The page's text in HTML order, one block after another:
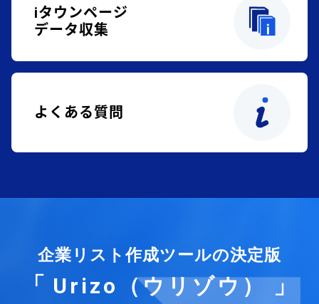
iタウンページ
データ収集
よくある質問
企業リスト作成ツールの決定版
「 Urizo（ウリゾウ） 」